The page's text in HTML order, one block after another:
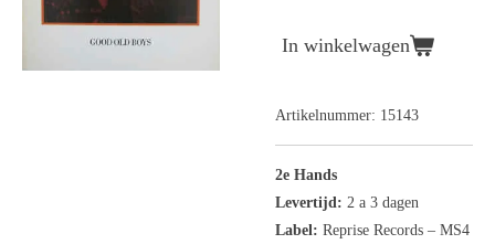
In winkelwagen
Artikelnummer: 15143
2e Hands
Levertijd: 2 a 3 dagen
Label: Reprise Records ‎– MS4